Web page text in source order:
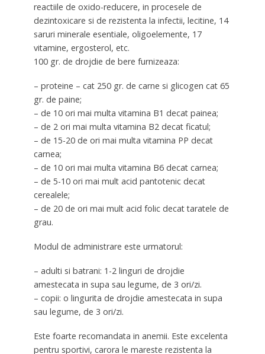
reactiile de oxido-reducere, in procesele de
dezintoxicare si de rezistenta la infectii, lecitine, 14
saruri minerale esentiale, oligoelemente, 17
vitamine, ergosterol, etc.
100 gr. de drojdie de bere furnizeaza:
– proteine – cat 250 gr. de carne si glicogen cat 65
gr. de paine;
– de 10 ori mai multa vitamina B1 decat painea;
– de 2 ori mai multa vitamina B2 decat ficatul;
– de 15-20 de ori mai multa vitamina PP decat
carnea;
– de 10 ori mai multa vitamina B6 decat carnea;
– de 5-10 ori mai mult acid pantotenic decat
cerealele;
– de 20 de ori mai mult acid folic decat taratele de
grau.
Modul de administrare este urmatorul:
– adulti si batrani: 1-2 linguri de drojdie
amestecata in supa sau legume, de 3 ori/zi.
– copii: o lingurita de drojdie amestecata in supa
sau legume, de 3 ori/zi.
Este foarte recomandata in anemii. Este excelenta
pentru sportivi, carora le mareste rezistenta la